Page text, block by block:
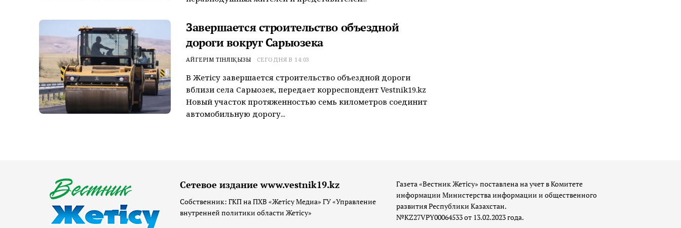
Завершается строительство объездной
дороги вокруг Сарыозека
АЙГЕРІМ ТІНӘЛІҚЫЗЫ СЕГОДНЯ В 14:03
В Жетісу завершается строительство объездной дороги
вблизи села Сарыозек, передает корреспондент Vestnik19.kz
Новый участок протяженностью семь километров соединит
автомобильную дорогу...
Сетевое издание www.vestnik19.kz
Собственник: ГКП на ПХВ «Жетісу Медиа» ГУ «Управление
внутренней политики области Жетісу»
Газета «Вестник Жетісу» поставлена на учет в Комитете
информации Министерства информации и общественного
развития Республики Казахстан.
№KZ27VPY00064533 от 13.02.2023 года.